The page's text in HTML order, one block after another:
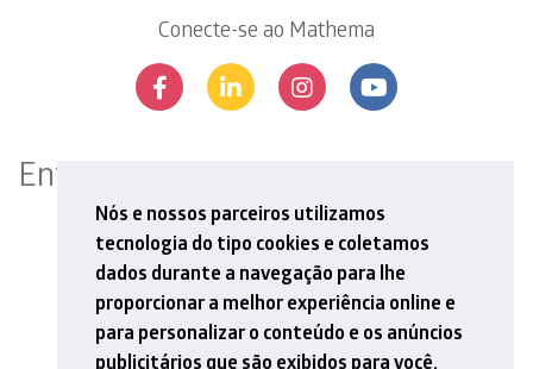
Nós e nossos parceiros utilizamos
tecnologia do tipo cookies e coletamos
dados durante a navegação para lhe
proporcionar a melhor experiência online e
para personalizar o conteúdo e os anúncios
publicitários que são exibidos para você.
Conecte-se ao Mathema
Entre em contato
Rua Professor Aprígio Gonzaga, 78, 13º andar
São Judas, São Paulo, SP | 04303-000
Tel: +55 11 5548 6912
E-mail: contato@mathema.com.br